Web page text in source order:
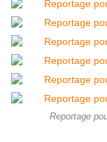
Reportage